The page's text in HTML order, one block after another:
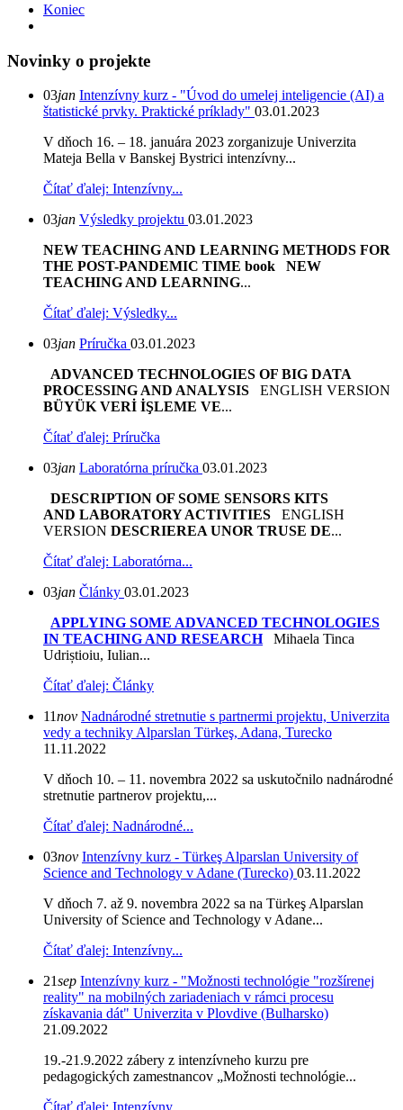
Koniec
Novinky o projekte
03jan Intenzívny kurz - "Úvod do umelej inteligencie (AI) a
štatistické prvky. Praktické príklady" 03.01.2023
V dňoch 16. – 18. januára 2023 zorganizuje Univerzita
Mateja Bella v Banskej Bystrici intenzívny...
Čítať ďalej: Intenzívny...
03jan Výsledky projektu 03.01.2023
NEW TEACHING AND LEARNING METHODS FOR
THE POST-PANDEMIC TIME book
NEW
TEACHING AND LEARNING...
Čítať ďalej: Výsledky...
03jan Príručka 03.01.2023
ADVANCED TECHNOLOGIES OF BIG DATA
PROCESSING AND ANALYSIS ENGLISH VERSION
BÜYÜK VERİ İŞLEME VE...
Čítať ďalej: Príručka
03jan Laboratórna príručka 03.01.2023
DESCRIPTION OF SOME SENSORS KITS
AND LABORATORY ACTIVITIES ENGLISH
VERSION DESCRIEREA UNOR TRUSE DE...
Čítať ďalej: Laboratórna...
03jan Články 03.01.2023
APPLYING SOME ADVANCED TECHNOLOGIES
IN TEACHING AND RESEARCHMihaela Tinca
Udriștioiu, Iulian...
Čítať ďalej: Články
11nov Nadnárodné stretnutie s partnermi projektu, Univerzita
vedy a techniky Alparslan Türkeş, Adana, Turecko
11.11.2022
V dňoch 10. – 11. novembra 2022 sa uskutočnilo nadnárodné
stretnutie partnerov projektu,...
Čítať ďalej: Nadnárodné...
03nov Intenzívny kurz - Türkeş Alparslan University of
Science and Technology v Adane (Turecko) 03.11.2022
V dňoch 7. až 9. novembra 2022 sa na Türkeş Alparslan
University of Science and Technology v Adane...
Čítať ďalej: Intenzívny...
21sep Intenzívny kurz - "Možnosti technológie "rozšírenej
reality" na mobilných zariadeniach v rámci procesu
získavania dát" Univerzita v Plovdive (Bulharsko)
21.09.2022
19.-21.9.2022 zábery z intenzívneho kurzu pre
pedagogických zamestnancov „Možnosti technológie...